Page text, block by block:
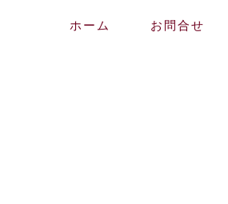
ホーム お問合せ